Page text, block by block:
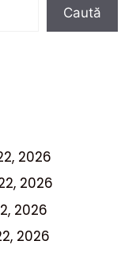
Caută
2026
2026
2026
2026